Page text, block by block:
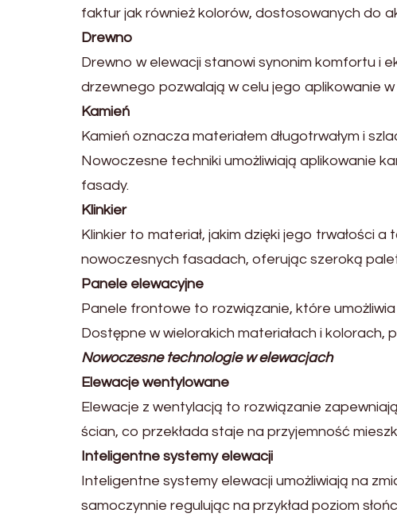
faktur jak również kolorów, dostosowanych do
Drewno
Drewno w elewacji stanowi synonim komfortu i
drzewnego pozwalają w celu jego aplikowanie
Kamień
Kamień oznacza materiałem długotrwałym i
Nowoczesne techniki umożliwiają aplikowanie
fasady.
Klinkier
Klinkier to materiał, jakim dzięki jego trwałości
nowoczesnych fasadach, oferując szeroką
Panele elewacyjne
Panele frontowe to rozwiązanie, które
Dostępne w wielorakich materiałach i
Nowoczesne technologie w elewacjach
Elewacje wentylowane
Elewacje z wentylacją to rozwiązanie
ścian, co przekłada staje na przyjemność
Inteligentne systemy elewacji
Inteligentne systemy elewacji umożliwiają na
samoczynnie regulując na przykład poziom